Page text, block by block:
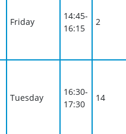
Friday
14:45-
16:15
2
Tuesday
16:30-
17:30
14